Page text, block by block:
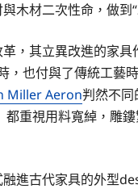
木材二次性命，做到“
，其立異改進的家
，也付與了傳統工藝時
Miller Aeron判然不
重視用料寬綽，雕
進古代家具的外型